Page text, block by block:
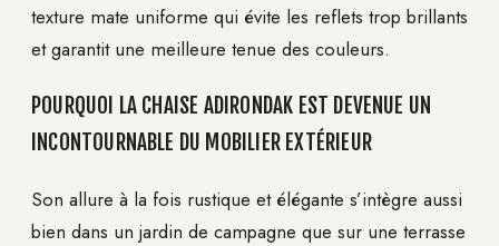
texture mate uniforme qui évite les reflets trop brillants
et garantit une meilleure tenue des couleurs.
POURQUOI LA CHAISE ADIRONDAK EST DEVENUE UN
INCONTOURNABLE DU MOBILIER EXTÉRIEUR
Son allure à la fois rustique et élégante s’intègre aussi
bien dans un jardin de campagne que sur une terrasse